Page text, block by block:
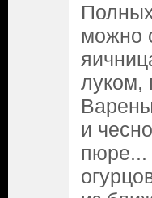
можно
луком,
и
пюре...